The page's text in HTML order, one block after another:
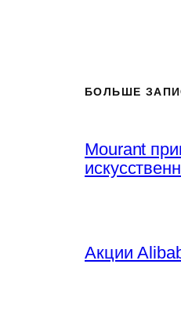
БОЛЬШЕ
Mourant
Акции